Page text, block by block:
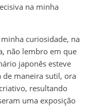
na minha
curiosidade, na
não lembro em que
japonês esteve
maneira sutil, ora
resultando
uma exposição